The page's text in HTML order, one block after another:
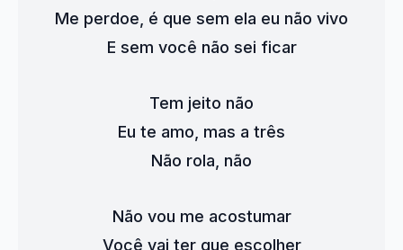
Me perdoe, é que sem ela eu não vivo
E sem você não sei ficar
Tem jeito não
Eu te amo, mas a três
Não rola, não
Não vou me acostumar
Você vai ter que escolher